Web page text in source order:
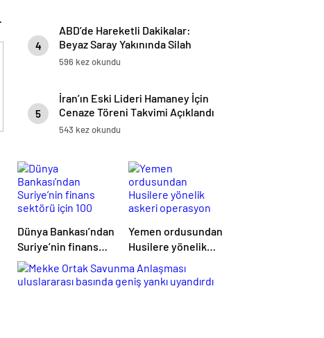
4
ABD’de Hareketli Dakikalar:
Beyaz Saray Yakınında Silah
Sesleri
596 kez okundu
5
İran’ın Eski Lideri Hamaney İçin
Cenaze Töreni Takvimi Açıklandı
543 kez okundu
Dünya Bankası’ndan
Suriye’nin finans
sektörü için 100
milyon dolarlık hibe
Yemen ordusundan
Husilere yönelik
askeri operasyon